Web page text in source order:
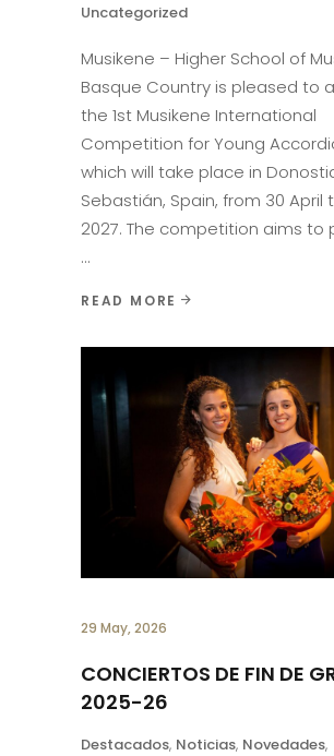
Uncategorized
Musikene – Higher School of
Basque Country is pleased to
the 1st Musikene International
Competition for Young
which will take place in
Sebastián, Spain, from 30 April
2027. The competition aims to
READ MORE
29 May, 2026
CONCIERTOS DE FIN DE
2025-26
Destacados, Noticias, Novedades,